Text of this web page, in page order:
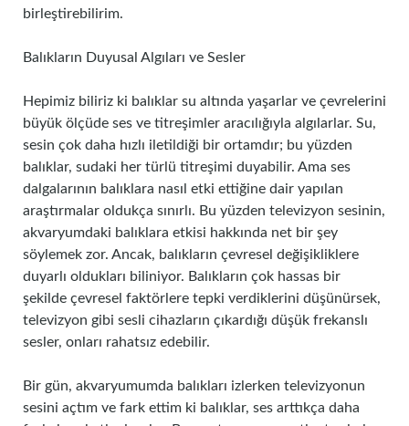
birleştirebilirim.
Balıkların Duyusal Algıları ve Sesler
Hepimiz biliriz ki balıklar su altında yaşarlar ve çevrelerini
büyük ölçüde ses ve titreşimler aracılığıyla algılarlar. Su,
sesin çok daha hızlı iletildiği bir ortamdır; bu yüzden
balıklar, sudaki her türlü titreşimi duyabilir. Ama ses
dalgalarının balıklara nasıl etki ettiğine dair yapılan
araştırmalar oldukça sınırlı. Bu yüzden televizyon sesinin,
akvaryumdaki balıklara etkisi hakkında net bir şey
söylemek zor. Ancak, balıkların çevresel değişikliklere
duyarlı oldukları biliniyor. Balıkların çok hassas bir
şekilde çevresel faktörlere tepki verdiklerini düşünürsek,
televizyon gibi sesli cihazların çıkardığı düşük frekanslı
sesler, onları rahatsız edebilir.
Bir gün, akvaryumumda balıkları izlerken televizyonun
sesini açtım ve fark ettim ki balıklar, ses arttıkça daha